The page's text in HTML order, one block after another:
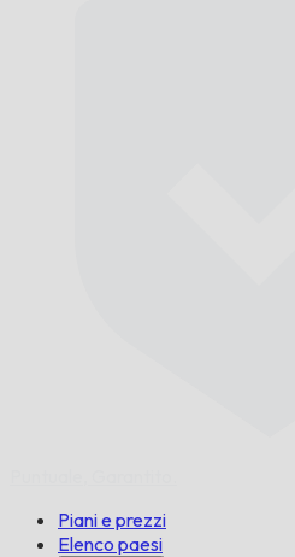
Piani e prezzi
Elenco paesi